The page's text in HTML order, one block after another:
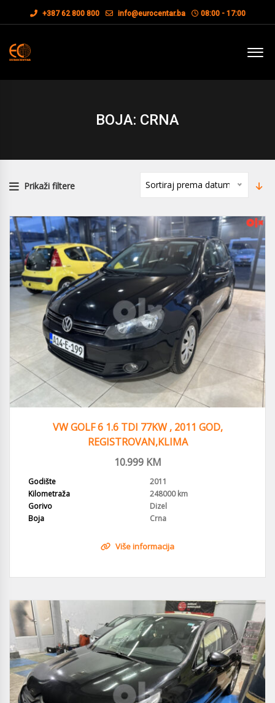
+387 62 800 800 info@eurocentar.ba 08:00 - 17:00
BOJA: CRNA
Prikaži filtere Sortiraj prema datumu
VW GOLF 6 1.6 TDI 77KW , 2011 GOD,
REGISTROVAN,KLIMA
10.999KM
Godište
2011
Kilometraža
248000 km
Gorivo
Dizel
Boja
Crna
Više informacija